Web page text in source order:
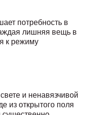
потребность в
лишняя вещь в
к режиму
и ненавязчивой
из открытого поля